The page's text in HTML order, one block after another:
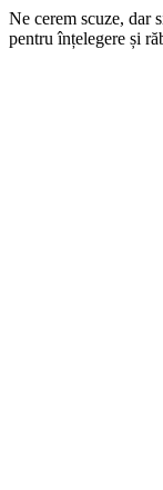
Ne cerem scuze, dar
pentru înțelegere și